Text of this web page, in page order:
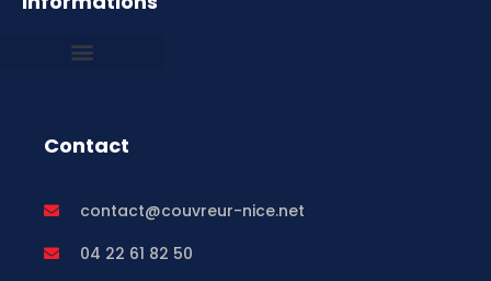
Contact
contact@couvreur-nice.net
04 22 61 82 50